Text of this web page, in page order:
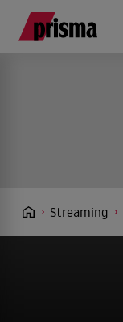
Streaming